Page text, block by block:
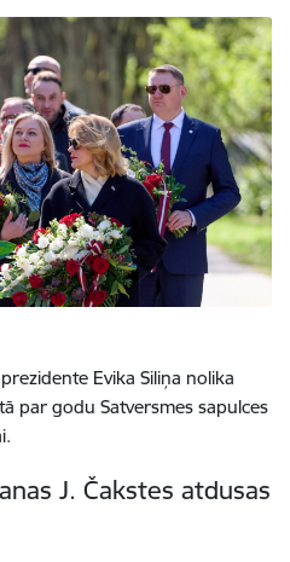
Evika Siliņa nolika
par godu Satversmes sapulces
J. Čakstes atdusas